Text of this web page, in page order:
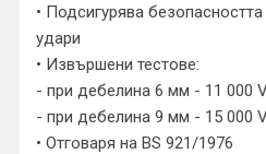
• Подсигурява
удари
• Извършени тестове:
- при дебелина 6 мм - 11 000
- при дебелина 9 мм - 15 000
• Отговаря на BS 921/1976